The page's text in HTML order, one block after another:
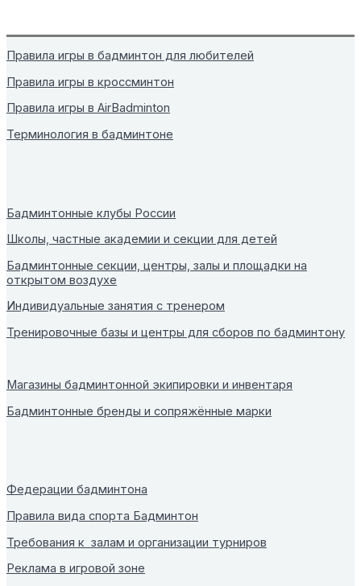
Правила игры в бадминтон для любителей
Правила игры в кроссминтон
Правила игры в AirBadminton
Терминология в бадминтоне
Бадминтонные клубы России
Школы, частные академии и секции для детей
Бадминтонные секции, центры, залы и площадки на
открытом воздухе
Индивидуальные занятия с тренером
Тренировочные базы и центры для сборов по бадминтону
Магазины бадминтонной экипировки и инвентаря
Бадминтонные бренды и сопряжённые марки
Федерации бадминтона
Правила вида спорта Бадминтон
Требования к залам и организации турниров
Реклама в игровой зоне